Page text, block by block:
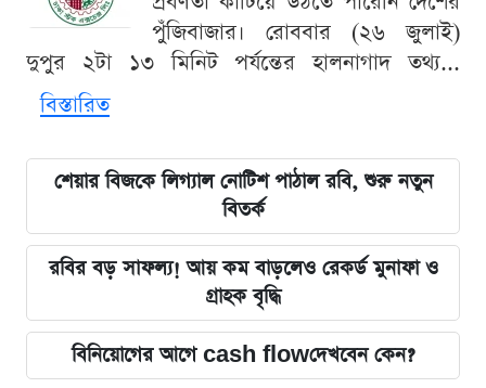
পুঁজিবাজার। রোববার (২৬ জুলাই)
দুপুর ২টা ১৩ মিনিট পর্যন্তের হালনাগাদ তথ্য...
বিস্তারিত
শেয়ার বিজকে লিগ্যাল নোটিশ পাঠাল রবি, শুরু নতুন
বিতর্ক
রবির বড় সাফল্য! আয় কম বাড়লেও রেকর্ড মুনাফা ও
গ্রাহক বৃদ্ধি
বিনিয়োগের আগে cash flowদেখবেন কেন?